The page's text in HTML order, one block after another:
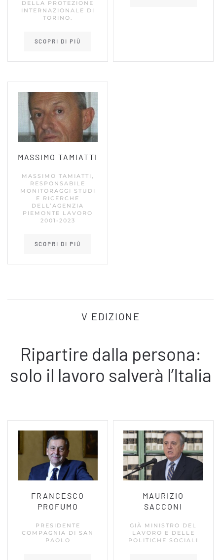
DELLA PROTEZIONE
INTERNAZIONALE DI
TORINO.
SCOPRI DI PIÙ
MASSIMO TAMIATTI
MASSIMO TAMIATTI,
RESPONSABILE
MONITORAGGI STUDI
E RICERCHE
DELL’AGENZIA
PIEMONTE LAVORO
2001-2023
SCOPRI DI PIÙ
V EDIZIONE
Ripartire dalla persona:
solo il lavoro salverà l’Italia
FRANCESCO
PROFUMO
PRESIDENTE
COMPAGNIA DI SAN
PAOLO
MAURIZIO
SACCONI
GIÀ MINISTRO DEL
LAVORO E DELLE
POLITICHE SOCIALI